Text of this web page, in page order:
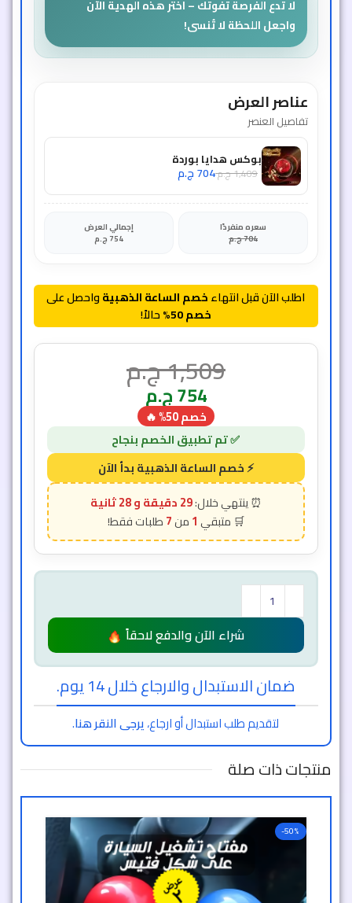
لا تدع الفرصة تفوتك – اختر هذه الهدية الآن
واجعل اللحظة لا تُنسى!
عناصر العرض
تفاصيل العنصر
بوكس هدايا بوردة
1,409ج.م704ج.م
سعره منفردًا
704ج.م
إجمالي العرض
754 ج.م
اطلب الآن قبل انتهاءخصم الساعة الذهبيةواحصل على
خصم 50%
حالاً!
1,509ج.م
754ج.م
خصم 50% 🔥
29 دقيقة و 26 ثانية
1
7
شراء الآن والدفع لاحقاً
ضمان الاستبدال والارجاع خلال 14 يوم.
لتقديم طلب استبدال أو ارجاع،يرجى النقر هنا.
منتجات ذات صلة
-50%